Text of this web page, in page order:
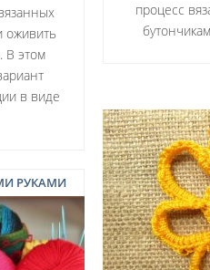
оживить
В этом
в виде
процесс
РУКАМИ